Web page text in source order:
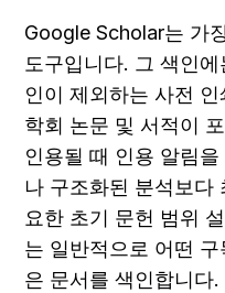
Google Scholar는 가
도구입니다. 그 색인
인이 제외하는 사전
학회 논문 및 서적이
인용될 때 인용 알림
나 구조화된 분석보다
요한 초기 문헌 범위
는 일반적으로 어떤
은 문서를 색인합니